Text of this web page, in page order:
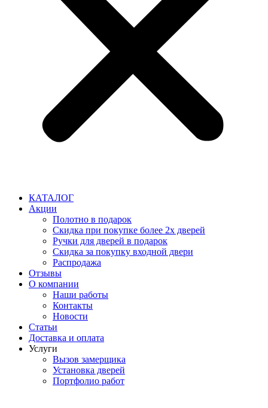
КАТАЛОГ
Акции
Полотно в подарок
Скидка при покупке более 2х дверей
Ручки для дверей в подарок
Скидка за покупку входной двери
Распродажа
Отзывы
О компании
Наши работы
Контакты
Новости
Статьи
Доставка и оплата
Услуги
Вызов замерщика
Установка дверей
Портфолио работ